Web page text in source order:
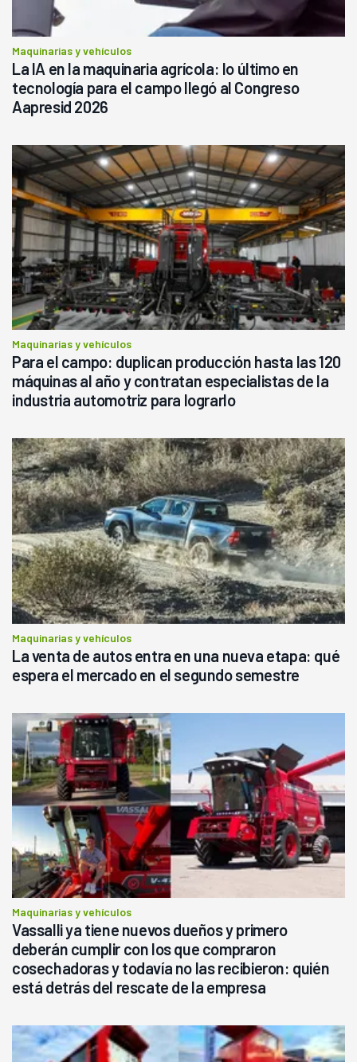
Maquinarias y vehículos
La IA en la maquinaria agrícola: lo último en
tecnología para el campo llegó al Congreso
Aapresid 2026
Maquinarias y vehículos
Para el campo: duplican producción hasta las 120
máquinas al año y contratan especialistas de la
industria automotriz para lograrlo
Maquinarias y vehículos
La venta de autos entra en una nueva etapa: qué
espera el mercado en el segundo semestre
Maquinarias y vehículos
Vassalli ya tiene nuevos dueños y primero
deberán cumplir con los que compraron
cosechadoras y todavía no las recibieron: quién
está detrás del rescate de la empresa